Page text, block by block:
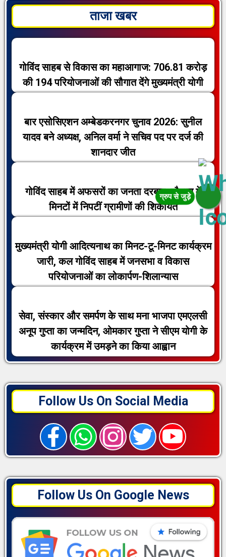
ताजा खबर
गोविंद साहब से विकास का महाआगाज: 706.81 करोड़
की 194 परियोजनाओं की सौगात देंगे मुख्यमंत्री योगी
बार एसोसिएशन अम्बेडकरनगर चुनाव 2026: सुनील
यादव बने अध्यक्ष, अनिल वर्मा ने सचिव पद पर दर्ज की
शानदार जीत
गोविंद साहब में अफसरों का जनता दरबार, चौपाल में
मिनटों में निपटीं ग्रामीणों की शिकायतें
मुख्यमंत्री योगी आदित्यनाथ का मिनट-टू-मिनट कार्यक्रम
जारी, कल गोविंद साहब में जनसभा व विकास
परियोजनाओं का लोकार्पण-शिलान्यास
सेवा, संस्कार और समर्पण के साथ मना भाजपा एमएलसी
अनूप गुप्ता का जन्मदिन, ओमकार गुप्ता ने सीएम योगी के
कार्यक्रम में उमड़ने का किया आह्वान
Follow Us On Social Media
Follow Us On Google News